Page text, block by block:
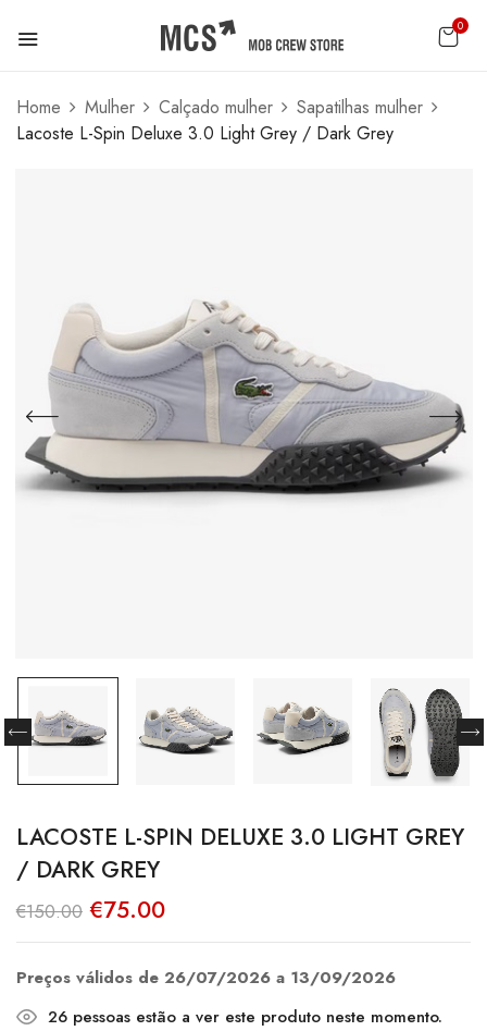
0
Home Mulher Calçado mulher
Sapatilhas mulher
Lacoste L-Spin Deluxe 3.0 Light Grey / Dark Grey
LACOSTE L-SPIN DELUXE 3.0 LIGHT GREY
/ DARK GREY
€150.00 O
preço
original
€150.00.
€75.00O
atual
€75.00.
Preços válidos de 26/07/2026 a 13/09/2026
26 pessoas estão a ver este produto neste momento.